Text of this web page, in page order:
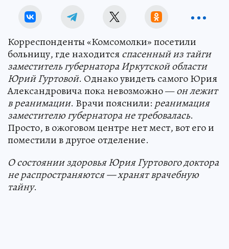
Корреспонденты «Комсомолки» посетили
больницу, где находитсяспасенный из тайги
заместитель губернатора Иркутской области
Юрий Гуртовой. Однако увидеть самого Юрия
Александровича пока невозможно —он лежит
в реанимации. Врачи пояснили: реанимация
заместителю губернатора не требовалась.
Просто, в ожоговом центре нет мест, вот его и
поместили в другое отделение.
О состоянии здоровья Юрия Гуртового доктора
не распространяются — хранят врачебную
тайну.